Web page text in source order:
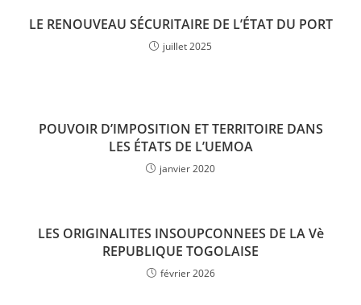
LE RENOUVEAU SÉCURITAIRE DE L’ÉTAT DU PORT
juillet 2025
POUVOIR D’IMPOSITION ET TERRITOIRE DANS
LES ÉTATS DE L’UEMOA
janvier 2020
LES ORIGINALITES INSOUPCONNEES DE LA Vè
REPUBLIQUE TOGOLAISE
février 2026